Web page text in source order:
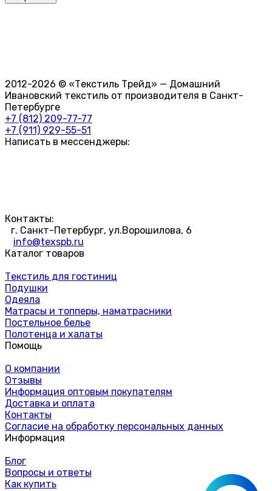
2012-2026 © «Текстиль Трейд» — Домашний
Ивановский текстиль от производителя в Санкт-
Петербурге
+7 (812) 209-77-77
+7 (911) 929-55-51
Написать в мессенджеры:
Контакты:
г. Санкт-Петербург, ул.Ворошилова, 6
info@texspb.ru
Каталог товаров
Текстиль для гостиниц
Подушки
Одеяла
Матрасы и топперы, наматрасники
Постельное белье
Полотенца и халаты
Помощь
О компании
Отзывы
Информация оптовым покупателям
Доставка и оплата
Контакты
Согласие на обработку персональных данных
Информация
Блог
Вопросы и ответы
Как купить